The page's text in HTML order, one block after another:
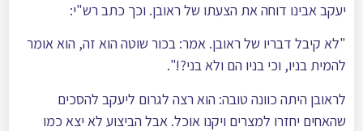
יעקב אבינו דוחה את הצעתו של ראובן. וכך כתב רש"י:
"לא קיבל דבריו של ראובן. אמר: בכור שוטה הוא זה, הוא אומר
להמית בניו, וכי בניו הם ולא בני?!".
לראובן היתה כוונה טובה: הוא רצה לגרום ליעקב להסכים
שהאחים יחזרו למצרים ויקנו אוכל. אבל הביצוע לא יצא כמו